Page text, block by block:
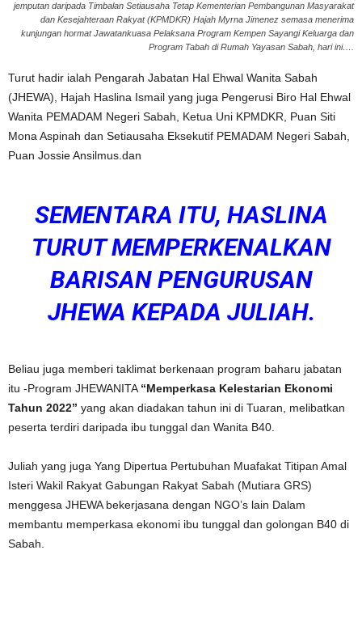
jemputan daripada Timbalan Setiausaha Tetap Kementerian Pembangunan Masyarakat
dan Kesejahteraan Rakyat (KPMDKR) Hajah Myrna Jimenez semasa menerima
kunjungan hormat Jawatankuasa Pelaksana Program Kempen Sayangi Keluarga dan
Program Tabah di Rumah Yayasan Sabah, hari ini….
Turut hadir ialah Pengarah Jabatan Hal Ehwal Wanita Sabah
(JHEWA), Hajah Haslina Ismail yang juga Pengerusi Biro Hal Ehwal
Wanita PEMADAM Negeri Sabah, Ketua Uni KPMDKR, Puan Siti
Mona Aspinah dan Setiausaha Eksekutif PEMADAM Negeri Sabah,
Puan Jossie Ansilmus.dan
SEMENTARA ITU, HASLINA
TURUT MEMPERKENALKAN
BARISAN PENGURUSAN
JHEWA KEPADA JULIAH.
Beliau juga memberi taklimat berkenaan program baharu jabatan
itu -Program JHEWANITA “Memperkasa Kelestarian Ekonomi
Tahun 2022” yang akan diadakan tahun ini di Tuaran, melibatkan
peserta terdiri daripada ibu tunggal dan Wanita B40.
Juliah yang juga Yang Dipertua Pertubuhan Muafakat Titipan Amal
Isteri Wakil Rakyat Gabungan Rakyat Sabah (Mutiara GRS)
menggesa JHEWA bekerjasana dengan NGO’s lain Dalam
membantu memperkasa ekonomi ibu tunggal dan golongan B40 di
Sabah.